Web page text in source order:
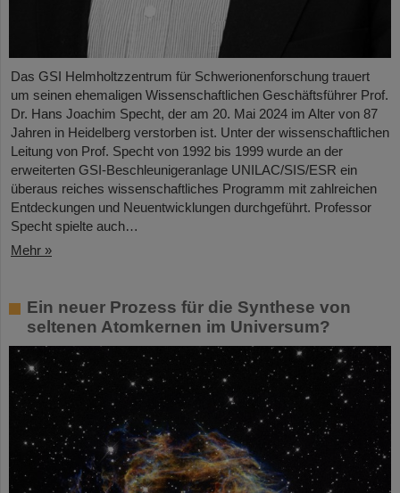
Das GSI Helmholtzzentrum für Schwerionenforschung trauert
um seinen ehemaligen Wissenschaftlichen Geschäftsführer Prof.
Dr. Hans Joachim Specht, der am 20. Mai 2024 im Alter von 87
Jahren in Heidelberg verstorben ist. Unter der wissenschaftlichen
Leitung von Prof. Specht von 1992 bis 1999 wurde an der
erweiterten GSI-Beschleunigeranlage UNILAC/SIS/ESR ein
überaus reiches wissenschaftliches Programm mit zahlreichen
Entdeckungen und Neuentwicklungen durchgeführt. Professor
Specht spielte auch…
Mehr »
Ein neuer Prozess für die Synthese von
seltenen Atomkernen im Universum?